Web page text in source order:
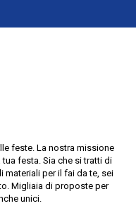
feste. La nostra missione
festa. Sia che si tratti di
per il fai da te, sei
Migliaia di proposte per
unici.